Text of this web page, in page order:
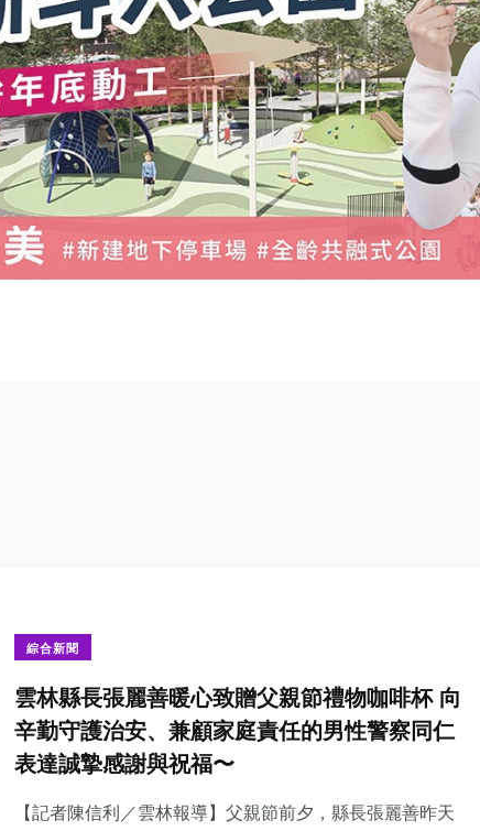
綜合新聞
雲林縣長張麗善暖心致贈父親節禮物咖啡杯 向
辛勤守護治安、兼顧家庭責任的男性警察同仁
表達誠摯感謝與祝福〜
【記者陳信利／雲林報導】父親節前夕，縣長張麗善昨天